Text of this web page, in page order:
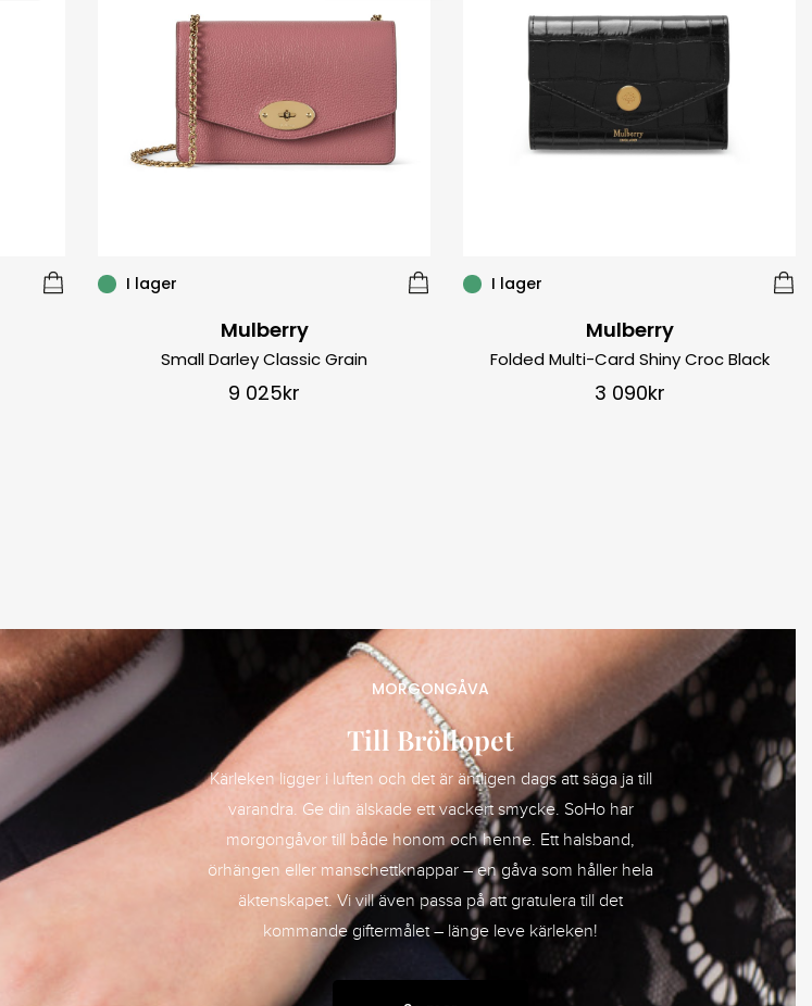
I lager
Mulberry
Small Darley Classic Grain
9 025kr
I lager
Mulberry
Folded Multi-Card Shiny Croc Black
3 090kr
MORGONGÅVA
Till Bröllopet
Kärleken ligger i luften och det är äntligen dags att säga ja till
varandra. Ge din älskade ett vackert smycke. SoHo har
morgongåvor till både honom och henne. Ett halsband,
örhängen eller manschettknappar – en gåva som håller hela
äktenskapet. Vi vill även passa på att gratulera till det
kommande giftermålet – länge leve kärleken!